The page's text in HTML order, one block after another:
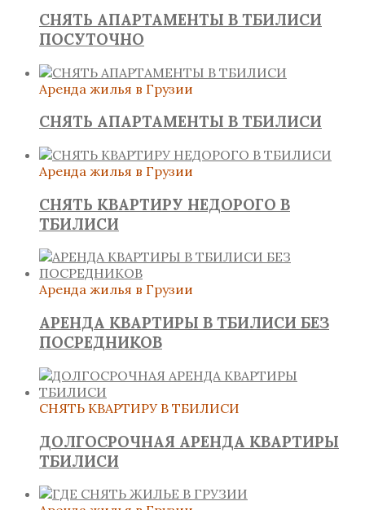
СНЯТЬ АПАРТАМЕНТЫ В ТБИЛИСИ
ПОСУТОЧНО
Аренда жилья в Грузии
СНЯТЬ АПАРТАМЕНТЫ В ТБИЛИСИ
Аренда жилья в Грузии
СНЯТЬ КВАРТИРУ НЕДОРОГО В
ТБИЛИСИ
Аренда жилья в Грузии
АРЕНДА КВАРТИРЫ В ТБИЛИСИ БЕЗ
ПОСРЕДНИКОВ
СНЯТЬ КВАРТИРУ В ТБИЛИСИ
ДОЛГОСРОЧНАЯ АРЕНДА КВАРТИРЫ
ТБИЛИСИ